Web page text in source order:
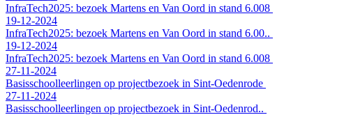
InfraTech2025: bezoek Martens en Van Oord in stand 6.008
19-12-2024
InfraTech2025: bezoek Martens en Van Oord in stand 6.00..
19-12-2024
InfraTech2025: bezoek Martens en Van Oord in stand 6.008
27-11-2024
Basisschoolleerlingen op projectbezoek in Sint-Oedenrode
27-11-2024
Basisschoolleerlingen op projectbezoek in Sint-Oedenrod..